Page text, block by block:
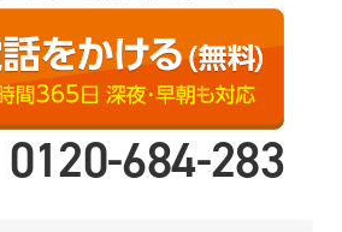
0120-684-283